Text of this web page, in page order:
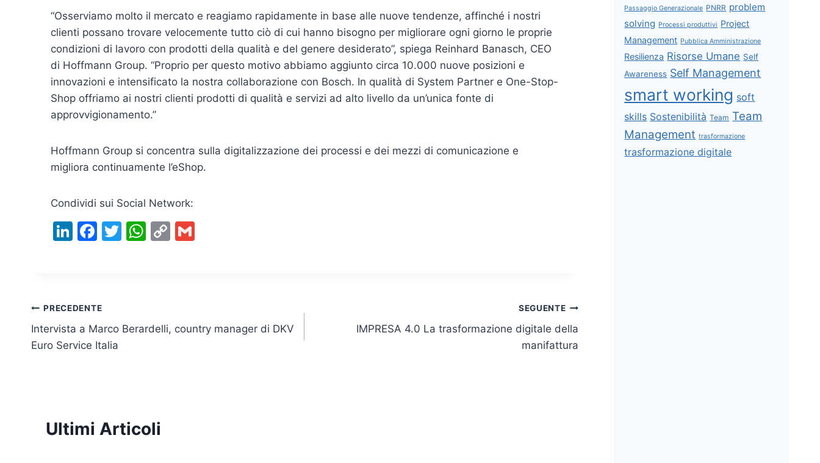
“Osserviamo molto il mercato e reagiamo rapidamente in base alle nuove tendenze, affinché i nostri
clienti possano trovare velocemente tutto ciò di cui hanno bisogno per migliorare ogni giorno le proprie
condizioni di lavoro con prodotti della qualità e del genere desiderato”, spiega Reinhard Banasch, CEO
di Hoffmann Group. “Proprio per questo motivo abbiamo aggiunto circa 10.000 nuove posizioni e
innovazioni e intensificato la nostra collaborazione con Bosch. In qualità di System Partner e One-Stop-
Shop offriamo ai nostri clienti prodotti di qualità e servizi ad alto livello da un’unica fonte di
approvvigionamento.”
Hoffmann Group si concentra sulla digitalizzazione dei processi e dei mezzi di comunicazione e
migliora continuamente l’eShop.
Condividi sui Social Network:
Li
dI
n
F
b
o
o
T
W
p
C
n
Navigazione
articoli
PRECEDENTE
Intervista a Marco Berardelli, country manager di DKV
Euro Service Italia
SEGUENTE
IMPRESA 4.0 La trasformazione digitale della
manifattura
Ultimi Articoli
Passaggio Generazionale PNRR problem
solving Processi produttivi Project
Management Pubblica Amministrazione
Resilienza Risorse Umane Self
Awareness Self Management
smart working soft
skills Sostenibilità Team Team
Management trasformazione
trasformazione digitale